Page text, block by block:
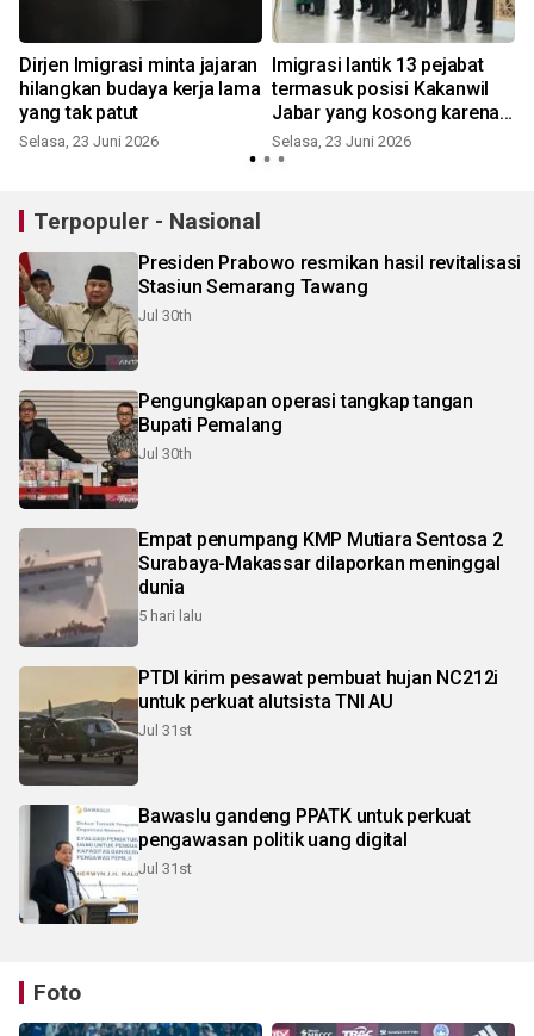
Dirjen Imigrasi minta jajaran
hilangkan budaya kerja lama
yang tak patut
Selasa, 23 Juni 2026
Imigrasi lantik 13 pejabat
termasuk posisi Kakanwil
Jabar yang kosong karena
tangkapan KPK
Selasa, 23 Juni 2026
Terpopuler - Nasional
Presiden Prabowo resmikan hasil revitalisasi
Stasiun Semarang Tawang
Jul 30th
Pengungkapan operasi tangkap tangan
Bupati Pemalang
Jul 30th
Empat penumpang KMP Mutiara Sentosa 2
Surabaya-Makassar dilaporkan meninggal
dunia
5 hari lalu
PTDI kirim pesawat pembuat hujan NC212i
untuk perkuat alutsista TNI AU
Jul 31st
Bawaslu gandeng PPATK untuk perkuat
pengawasan politik uang digital
Jul 31st
Foto